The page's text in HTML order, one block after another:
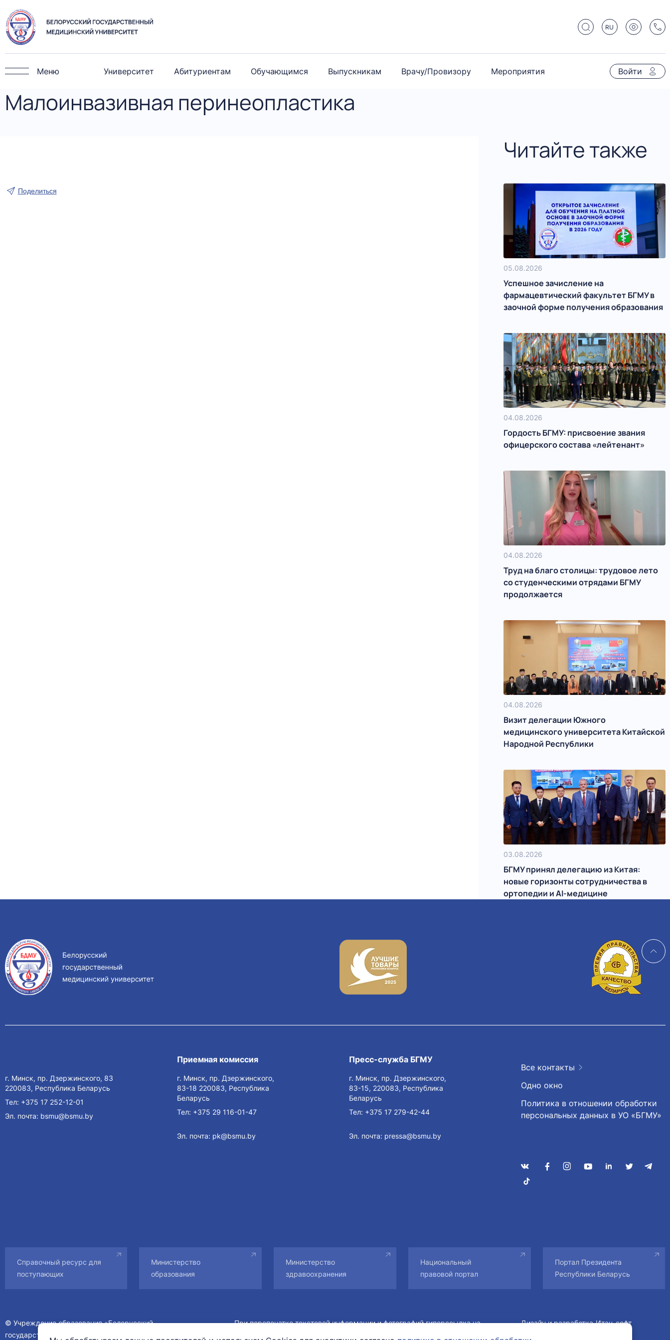
RU
Меню Университет Абитуриентам Обучающимся Выпускникам Врачу/Провизору Мероприятия Войти
Малоинвазивная перинеопластика
Поделиться
Читайте также
05.08.2026
Успешное зачисление на
фармацевтический факультет БГМУ в
заочной форме получения образования
04.08.2026
Гордость БГМУ: присвоение звания
офицерского состава «лейтенант»
04.08.2026
Труд на благо столицы: трудовое лето
со студенческими отрядами БГМУ
продолжается
04.08.2026
Визит делегации Южного
медицинского университета Китайской
Народной Республики
03.08.2026
БГМУ принял делегацию из Китая:
новые горизонты сотрудничества в
ортопедии и AI-медицине
г. Минск, пр. Дзержинского, 83
220083, Республика Беларусь
Тел: +375 17 252-12-01
Эл. почта: bsmu@bsmu.by
Приемная комиссия
г. Минск, пр. Дзержинского,
83-18 220083, Республика
Беларусь
Тел: +375 29 116-01-47
Эл. почта: pk@bsmu.by
Пресс-служба БГМУ
г. Минск, пр. Дзержинского,
83-15, 220083, Республика
Беларусь
Тел: +375 17 279-42-44
Эл. почта: pressa@bsmu.by
Все контакты
Одно окно
Политика в отношении обработки
персональных данных в УО «БГМУ»
Справочный ресурс для
поступающих
Министерство
образования
Министерство
здравоохранения
Национальный
правовой портал
Портал Президента
Республики Беларусь
© Учреждение образования «Белорусский
государственный медицинский университет».
При перепечатке текстовой информации и фотографий гиперссылка на
Дизайн и разработка Итач-софт